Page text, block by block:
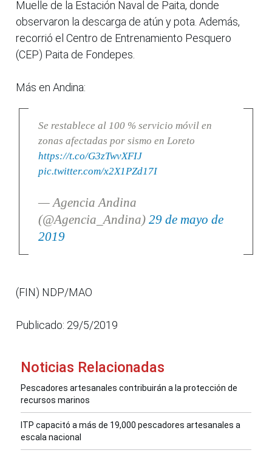
Muelle de la Estación Naval de Paita, donde
observaron la descarga de atún y pota. Además,
recorrió el Centro de Entrenamiento Pesquero
(CEP) Paita de Fondepes.
Más en Andina:
Se restablece al 100 % servicio móvil en
zonas afectadas por sismo en Loreto
https://t.co/G3zTwvXFIJ
pic.twitter.com/x2X1PZd17I
— Agencia Andina
(@Agencia_Andina) 29 de mayo de
2019
(FIN) NDP/MAO
Publicado: 29/5/2019
Noticias Relacionadas
Pescadores artesanales contribuirán a la protección de
recursos marinos
ITP capacitó a más de 19,000 pescadores artesanales a
escala nacional